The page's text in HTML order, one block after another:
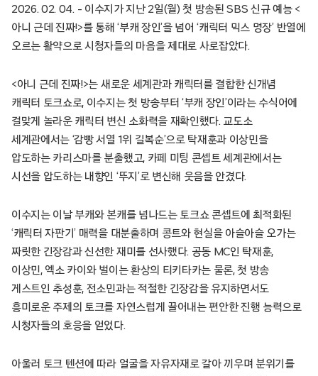
2026. 02. 04. – 이수지가 지난 2일(월) 첫 방송된 SBS 신규 예능 <
아니 근데 진짜!>를 통해 ‘부캐 장인’을 넘어 ‘캐릭터 믹스 명장’ 반열에
오르는 활약으로 시청자들의 마음을 제대로 사로잡았다.
<아니 근데 진짜!>는 새로운 세계관과 캐릭터를 결합한 신개념
캐릭터 토크쇼로, 이수지는 첫 방송부터 ‘부캐 장인’이라는 수식어에
걸맞게 놀라운 캐릭터 변신 소화력을 재확인했다. 교도소
세계관에서는 ‘감빵 서열 1위 길복순’으로 탁재훈과 이상민을
압도하는 카리스마를 분출했고, 카페 미팅 콘셉트 세계관에서는
시선을 압도하는 내향인 ‘뚜지’로 변신해 웃음을 안겼다.
이수지는 이날 부캐와 본캐를 넘나드는 토크쇼 콘셉트에 최적화된
‘캐릭터 자판기’ 매력을 대분출하며 콩트와 현실을 아슬아슬 오가는
짜릿한 긴장감과 신선한 재미를 선사했다. 공동 MC인 탁재훈,
이상민, 엑소 카이와 벌이는 환상의 티키타카는 물론, 첫 방송
게스트인 추성훈, 전소민과는 적절한 긴장감을 유지하면서도
흥미로운 주제의 토크를 자연스럽게 끌어내는 편안한 진행 능력으로
시청자들의 호응을 얻었다.
아울러 토크 텐션에 따라 얼굴을 자유자재로 갈아 끼우며 분위기를